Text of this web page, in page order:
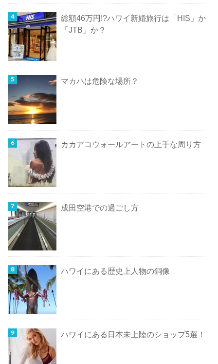
総額46万円!?ハワイ新婚旅行は「HIS」か
「JTB」か？
マカハは危険な場所？
カカアコウォールアートの上手な周り方
成田空港での過ごし方
ハワイにある歴史上人物の銅像
ハワイにある日本未上陸のショップ5選！